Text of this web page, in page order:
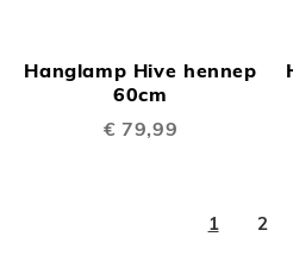
Hanglamp Hive hennep
60cm
€ 79,99
U
1 2